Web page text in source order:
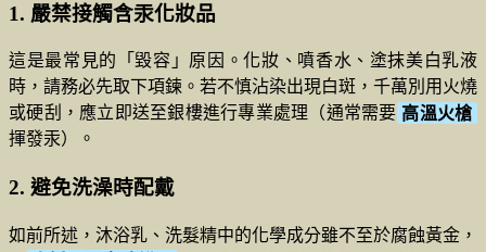
1. 嚴禁接觸含汞化妝品
這是最常見的「毀容」原因。化妝、噴香水、塗抹美白乳液
時，請務必先取下項鍊。若不慎沾染出現白斑，千萬別用火燒
或硬刮，應立即送至銀樓進行專業處理（通常需要 高溫火槍
揮發汞）。
2. 避免洗澡時配戴
如前所述，沐浴乳、洗髮精中的化學成分雖不至於腐蝕黃金，